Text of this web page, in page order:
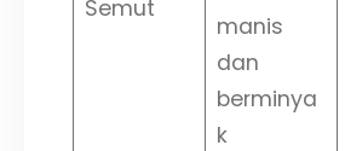
Semut
manis
dan
berminya
k